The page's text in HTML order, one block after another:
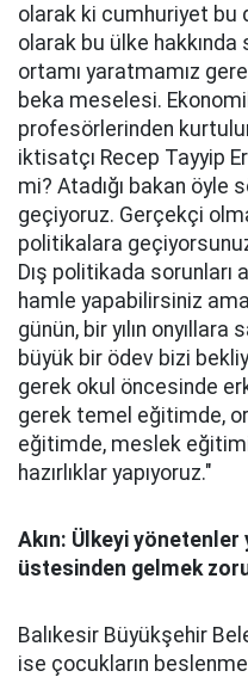
olarak ki cumhuriyet bu
olarak bu ülke
ortamı yaratmamız
beka meselesi.
profesörlerinden
iktisatçı Recep Tayyip
mi? Atadığı bakan öyle
geçiyoruz. Gerçekçi
politikalara
Dış politikada
hamle yapabilirsiniz
günün, bir yılın onyıllara
büyük bir ödev bizi
gerek okul öncesinde
gerek temel eğitimde,
eğitimde, meslek
hazırlıklar yapıyoruz."
Akın: Ülkeyi
üstesinden gelmek
Balıkesir Büyükşehir
ise çocukların